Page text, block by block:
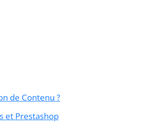
de Contenu ?
et Prestashop